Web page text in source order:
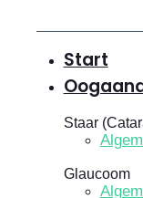
Start
Staar
Glaucoom